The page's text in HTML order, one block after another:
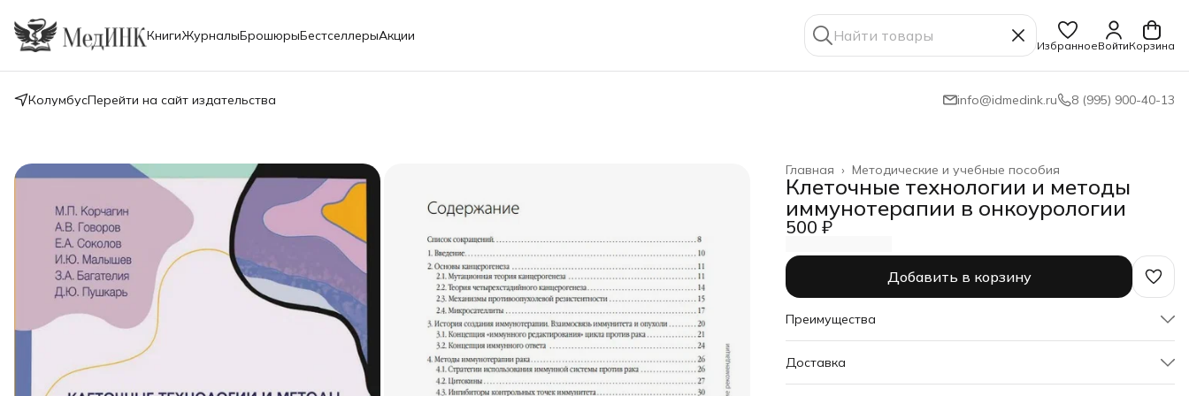
КнигиЖурналыБрошюрыБестселлерыАкции
ИзбранноеВойтиКорзина
КолумбусПерейти на сайт издательства info@idmedink.ru 8 (995) 900-40-13
Методические и учебные пособия
Главная ›
Клеточные технологии и методы
иммунотерапии в онкоурологии
500 ₽
Добавить в корзину
Преимущества
Оплата частями в Сплит
Доставка в пункты выдачи или до двери
Удобный возврат
Доставка